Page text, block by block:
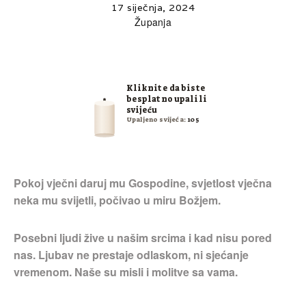
17 siječnja, 2024
Županja
Kliknite da biste
besplatno upalili
svijeću
Upaljeno svijeća: 105
Pokoj vječni daruj mu Gospodine, svjetlost vječna
neka mu svijetli, počivao u miru Božjem.
Posebni ljudi žive u našim srcima i kad nisu pored
nas. Ljubav ne prestaje odlaskom, ni sjećanje
vremenom. Naše su misli i molitve sa vama.